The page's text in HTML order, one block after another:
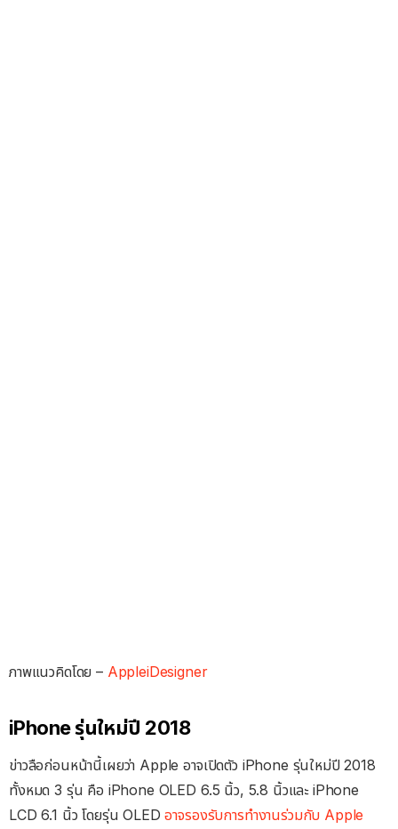
ภาพแนวคิดโดย – AppleiDesigner
iPhone รุ่นใหม่ปี 2018
ข่าวลือก่อนหน้านี้เผยว่า Apple อาจเปิดตัว iPhone รุ่นใหม่ปี 2018
ทั้งหมด 3 รุ่น คือ iPhone OLED 6.5 นิ้ว, 5.8 นิ้วและ iPhone
LCD 6.1 นิ้ว โดยรุ่น OLEDอาจรองรับการทำงานร่วมกับ Apple